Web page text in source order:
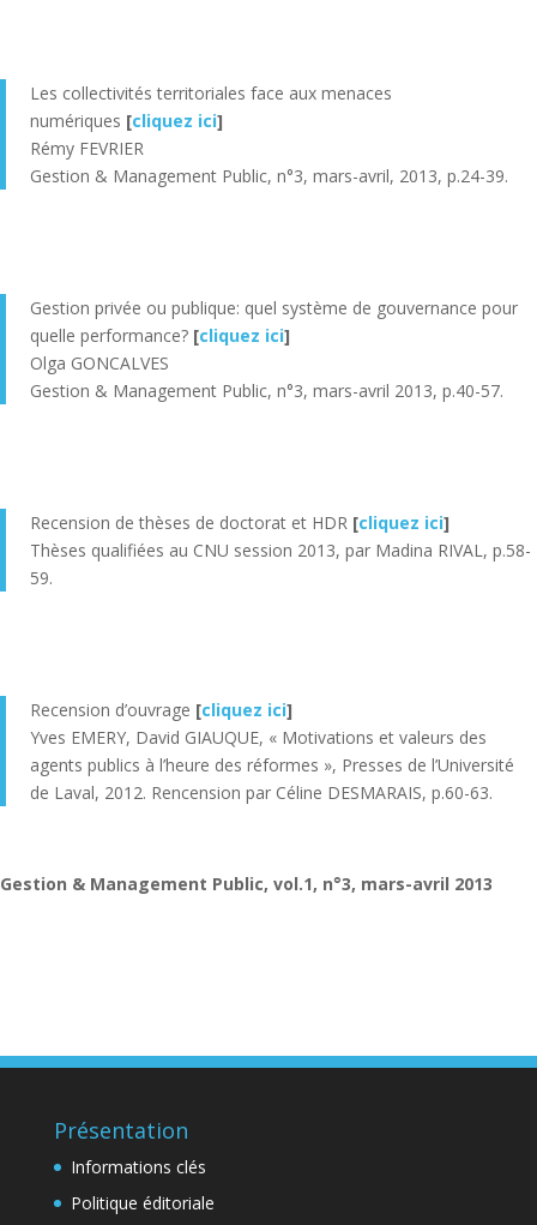
Les collectivités territoriales face aux menaces
numériques [cliquez ici]
Rémy FEVRIER
Gestion & Management Public, n°3, mars-avril, 2013, p.24-39.
Gestion privée ou publique: quel système de gouvernance pour
quelle performance? [cliquez ici]
Olga GONCALVES
Gestion & Management Public, n°3, mars-avril 2013, p.40-57.
Recension de thèses de doctorat et HDR [cliquez ici]
Thèses qualifiées au CNU session 2013, par Madina RIVAL, p.58-
59.
Recension d’ouvrage [cliquez ici]
Yves EMERY, David GIAUQUE, « Motivations et valeurs des
agents publics à l’heure des réformes », Presses de l’Université
de Laval, 2012. Rencension par Céline DESMARAIS, p.60-63.
Gestion & Management Public, vol.1, n°3, mars-avril 2013
Présentation
Informations clés
Politique éditoriale